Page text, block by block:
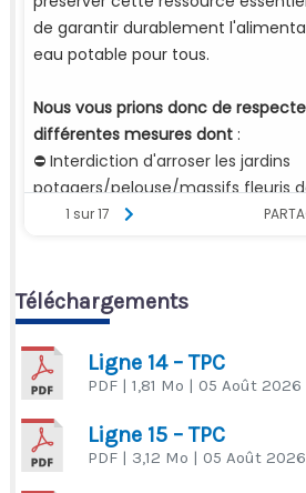
Téléchargements
Ligne 14 – TPC
PDF | 1,81 Mo | 05 Août 2026
Ligne 15 – TPC
PDF | 3,12 Mo | 05 Août 2026